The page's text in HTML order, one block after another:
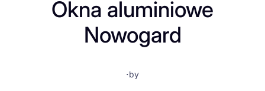
Okna aluminiowe
Nowogard
·by